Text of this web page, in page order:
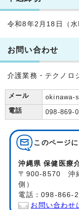
令和8年2月18日（
お問い合わせ
介護業務・テクノロ
メール
okinawa-
電話
098-869-
このページ
沖縄県 保健医療
〒900-8570 沖
側）
電話：098-866-
お問い合わせ